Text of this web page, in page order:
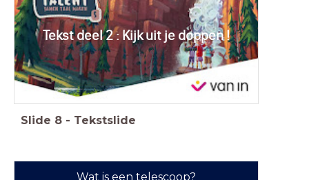
Tekst deel 2 : Kijk uit je doppen !
Slide 8 - Tekstslide
Wat is een telescoop?